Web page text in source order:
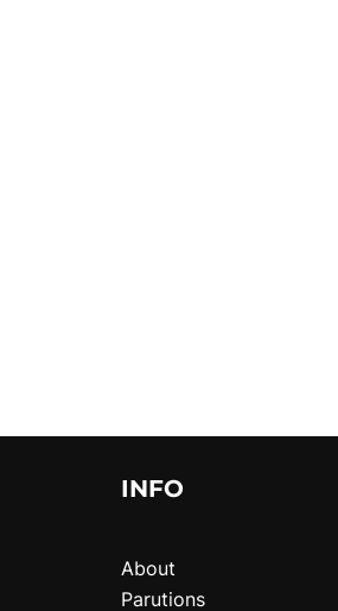
INFO
About
Parutions